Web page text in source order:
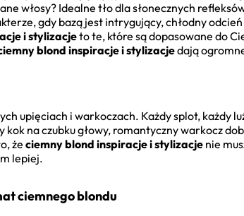
włosy? Idealne tło dla słonecznych
gdy bazą jest intrygujący, chłodny
i stylizacjeto te, które są dopasowane do
blond inspiracje i stylizacjedają
upięciach i warkoczach. Każdy splot, każdy
kok na czubku głowy, romantyczny warkocz
że ciemny blond inspiracje i stylizacje nie
lepiej.
ciemnego blondu